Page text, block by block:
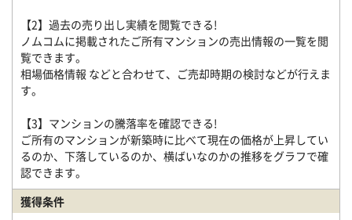
【2】過去の売り出し実績を閲覧できる!
ノムコムに掲載されたご所有マンションの売出情報の一覧を閲
覧できます。
相場価格情報 などと合わせて、ご売却時期の検討などが行えま
す。
【3】マンションの騰落率を確認できる!
ご所有のマンションが新築時に比べて現在の価格が上昇してい
るのか、下落しているのか、横ばいなのかの推移をグラフで確
認できます。
獲得条件